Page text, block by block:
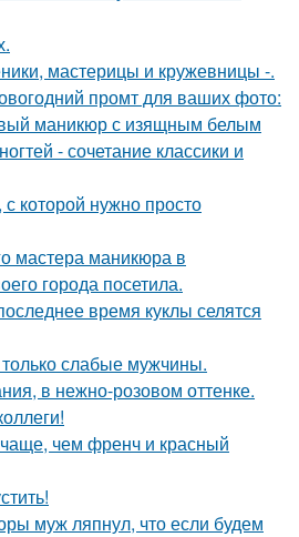
мастерицы и кружевницы -.
промт для ваших фото:
маникюр с изящным белым
- сочетание классики и
которой нужно просто
мастера маникюра в
города посетила.
время куклы селятся
слабые мужчины.
в нежно-розовом оттенке.
чем френч и красный
муж ляпнул, что если будем